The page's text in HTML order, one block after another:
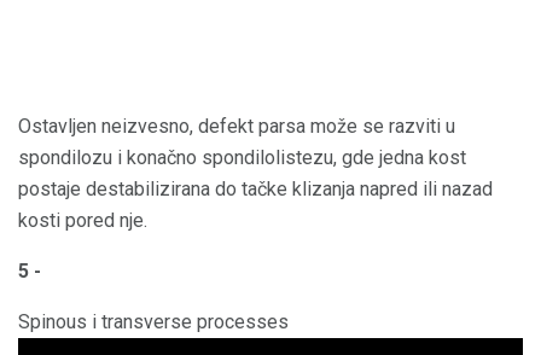
Ostavljen neizvesno, defekt parsa može se razviti u
spondilozu i konačno spondilolistezu, gde jedna kost
postaje destabilizirana do tačke klizanja napred ili nazad
kosti pored nje.
5 -
Spinous i transverse processes